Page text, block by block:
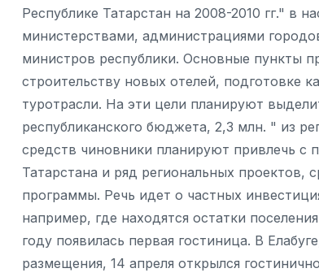
Республике Татарстан на 2008-2010 гг." в
министерствами, администрациями
министров республики. Основные пункты
строительству новых отелей, подготовке
туротрасли. На эти цели планируют
республиканского бюджета, 2,3 млн. " из
средств чиновники планируют привлечь с
Татарстана и ряд региональных
программы. Речь идет о частных
например, где находятся остатки
году появилась первая гостиница. В
размещения, 14 апреля открылся